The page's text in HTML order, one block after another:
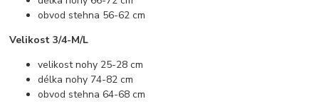
obvod stehna 56-62 cm
Velikost 3/4-M/L
velikost nohy 25-28 cm
délka nohy 74-82 cm
obvod stehna 64-68 cm